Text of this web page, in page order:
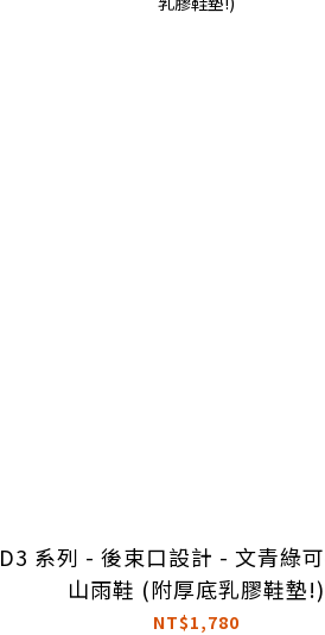
D3 系列 - 後束口設計 - 文青綠
山雨鞋 (附厚底乳膠鞋墊!)
NT$1,780